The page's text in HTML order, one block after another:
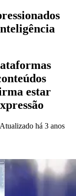
estar
Atualizado há 3 anos